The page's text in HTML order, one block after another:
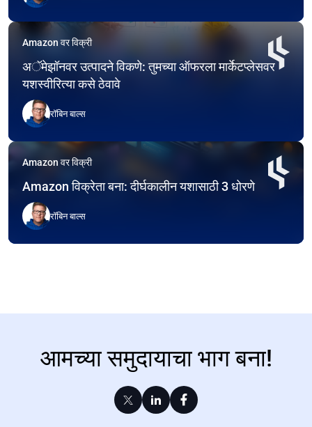
Amazon वर विक्री
अॅमेझॉनवर उत्पादने विकणे: तुमच्या ऑफरला मार्केटप्लेसवर
यशस्वीरित्या कसे ठेवावे
रॉबिन बाल्स
Amazon वर विक्री
Amazon विक्रेता बना: दीर्घकालीन यशासाठी 3 धोरणे
रॉबिन बाल्स
आमच्या समुदायाचा भाग बना!